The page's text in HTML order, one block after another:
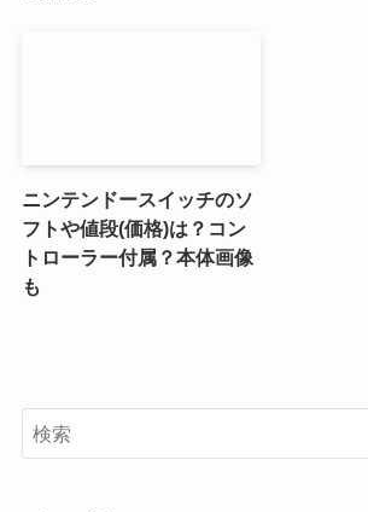
ニンテンドースイッチのソ
フトや値段(価格)は？コン
トローラー付属？本体画像
も